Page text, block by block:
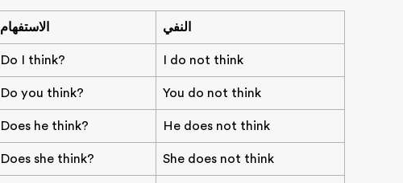
الاستفهام النفي
Do I think? I do not think
Do you think? You do not think
Does he think? He does not think
Does she think? She does not think